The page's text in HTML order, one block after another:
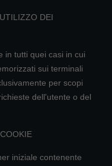
DEI
in tutti quei casi in cui
sui terminali
per scopi
dell'utente o del
iniziale contenente